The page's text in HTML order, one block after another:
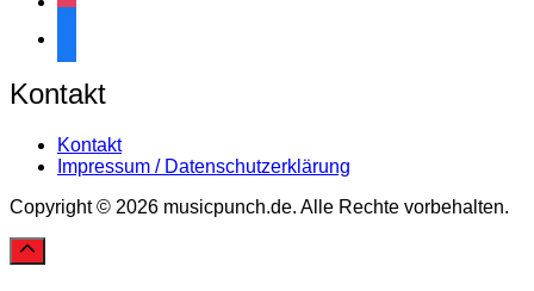
Kontakt
Kontakt
Impressum / Datenschutzerklärung
Copyright © 2026 musicpunch.de. Alle Rechte vorbehalten.